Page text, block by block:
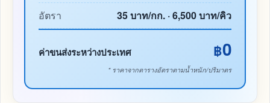
อัตรา
35 บาท/กก. · 6,500 บาท/คิว
ค่าขนส่งระหว่างประเทศ ฿0
* ราคาจากตารางอัตราตามน้ำหนัก/ปริมาตร